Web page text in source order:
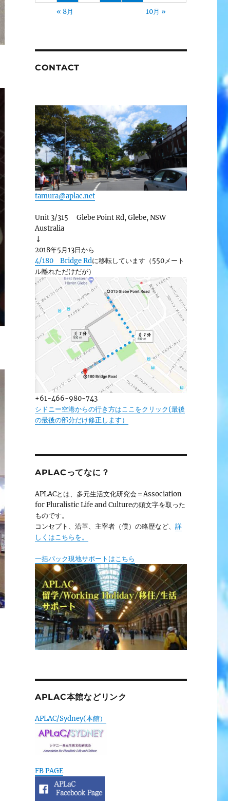
« 8月 10月 »
CONTACT
tamura@aplac.net
Unit 3/315 Glebe Point Rd, Glebe, NSW
Australia
↓
2018年5月13日から
4/180 Bridge Rdに移転しています（550メート
ル離れただけだが）
+61-466-980-743
シドニー空港からの行き方はここをクリック(最後
の最後の部分だけ修正します）
APLACってなに？
APLACとは、多元生活文化研究会＝Association
for Pluralistic Life and Cultureの頭文字を取った
ものです。
コンセプト、沿革、主宰者（僕）の略歴など、 詳
しくはこちらを。
一括パック現地サポートはこちら
APLAC本館などリンク
APLAC/Sydney(本館）
FB PAGE